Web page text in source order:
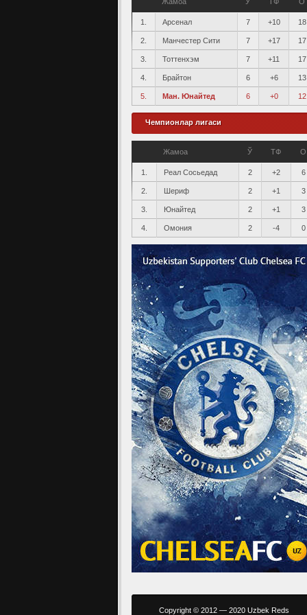
1. Арсенал 7 +10 18
2. Манчестер Сити 7 +17 17
3. Тоттенхэм 7 +11 17
4. Брайтон 6 +6 13
5. Ман. Юнайтед 6 +0 12
Чемпионлар лигаси
Жамоа Ў ТФ О
1. Реал Сосьедад 2 +2 6
2. Шериф 2 +1 3
3. Юнайтед 2 +1 3
4. Омония 2 -4 0
Copyright © 2012 — 2020 Uzbek Reds